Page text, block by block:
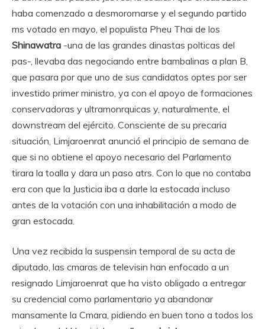
haba comenzado a desmorornarse y el segundo partido
ms votado en mayo, el populista Pheu Thai de los
Shinawatra -una de las grandes dinastas polticas del
pas-, llevaba das negociando entre bambalinas a plan B,
que pasara por que uno de sus candidatos optes por ser
investido primer ministro, ya con el apoyo de formaciones
conservadoras y ultramonrquicas y, naturalmente, el
downstream del ejército. Consciente de su precaria
situación, Limjaroenrat anunció el principio de semana de
que si no obtiene el apoyo necesario del Parlamento
tirara la toalla y dara un paso atrs. Con lo que no contaba
era con que la Justicia iba a darle la estocada incluso
antes de la votación con una inhabilitación a modo de
gran estocada.
Una vez recibida la suspensin temporal de su acta de
diputado, las cmaras de televisin han enfocado a un
resignado Limjaroenrat que ha visto obligado a entregar
su credencial como parlamentario ya abandonar
mansamente la Cmara, pidiendo en buen tono a todos los